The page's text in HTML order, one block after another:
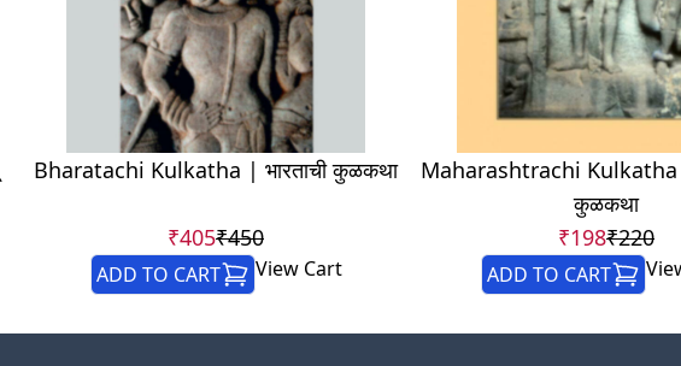
Bharatachi Kulkatha | भारताची कुळकथा
₹405₹450
ADD TO CART View Cart
Maharashtrachi Kulkatha |
कुळकथा
₹198₹220
ADD TO CART